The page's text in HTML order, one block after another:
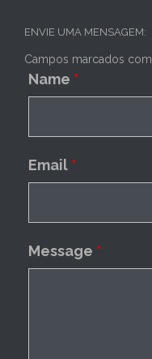
ENVIE UMA MENSAGEM:
Campos marcados com
Name *
Email *
Message *